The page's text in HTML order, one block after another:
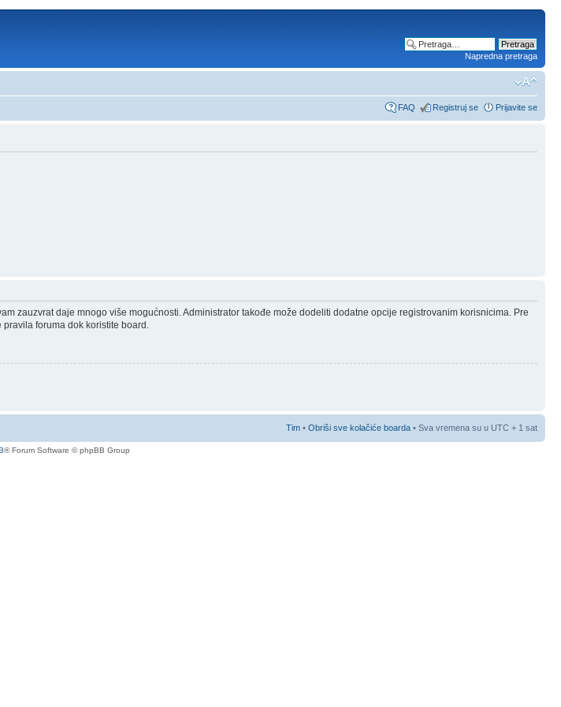
Napredna pretraga
FAQ Registruj se Prijavite se
zauzvrat daje mnogo više mogućnosti. Administrator takođe može dodeliti dodatne opcije registrovanim korisnicima. Pre
foruma dok koristite board.
Tim • Obriši sve kolačiće boarda • Sva vremena su u UTC + 1 sat
® Forum Software © phpBB Group